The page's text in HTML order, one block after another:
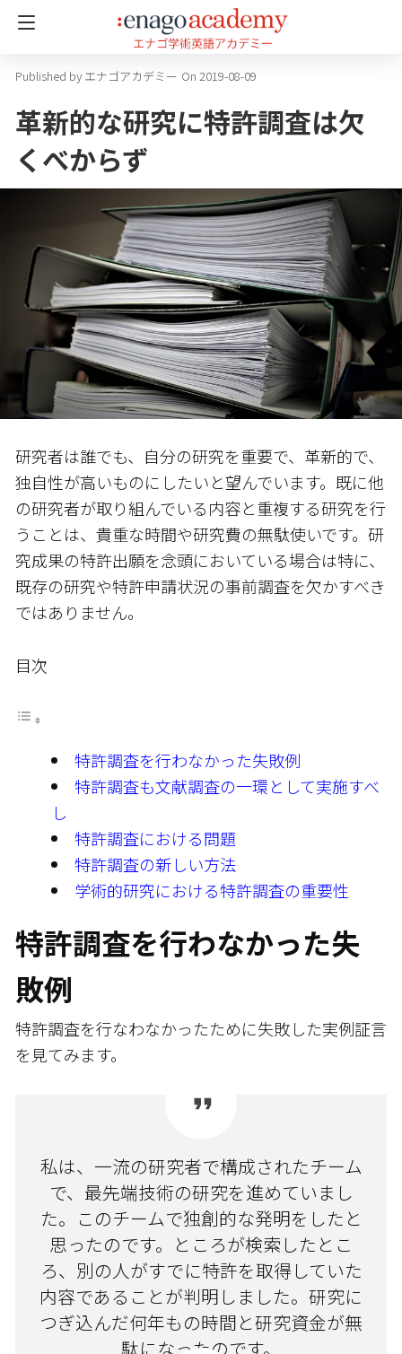
エナゴアカデミー On 2019-08-09
革新的な研究に特許調査は欠
くべからず
研究者は誰でも、自分の研究を重要で、革新的で、
独自性が高いものにしたいと望んでいます。既に他
の研究者が取り組んでいる内容と重複する研究を行
うことは、貴重な時間や研究費の無駄使いです。研
究成果の特許出願を念頭においている場合は特に、
既存の研究や特許申請状況の事前調査を欠かすべき
ではありません。
目次
特許調査を行わなかった失敗例
特許調査も文献調査の一環として実施すべ
し
特許調査における問題
特許調査の新しい方法
学術的研究における特許調査の重要性
特許調査を行わなかった失
敗例
特許調査を行なわなかったために失敗した実例証言
を見てみます。
私は、一流の研究者で構成されたチーム
で、最先端技術の研究を進めていまし
た。このチームで独創的な発明をしたと
思ったのです。ところが検索したとこ
ろ、別の人がすでに特許を取得していた
内容であることが判明しました。研究に
つぎ込んだ何年もの時間と研究資金が無
駄になったのです。